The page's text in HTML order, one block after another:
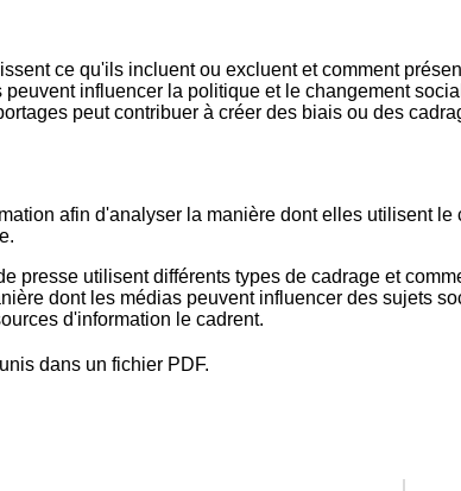
ce qu'ils incluent ou excluent et comment
influencer la politique et le changement
peut contribuer à créer des biais ou des
afin d'analyser la manière dont elles utilisent le
presse utilisent différents types de cadrage et
dont les médias peuvent influencer des sujets
d'information le cadrent.
dans un fichier PDF.